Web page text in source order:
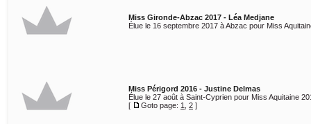
Miss Gironde-Abzac 2017 - Léa Medjane
Élue le 16 septembre 2017 à Abzac pour Miss
Miss Périgord 2016 - Justine Delmas
Élue le 27 août à Saint-Cyprien pour Miss Aquitaine
[
Goto page: 1 2 ]